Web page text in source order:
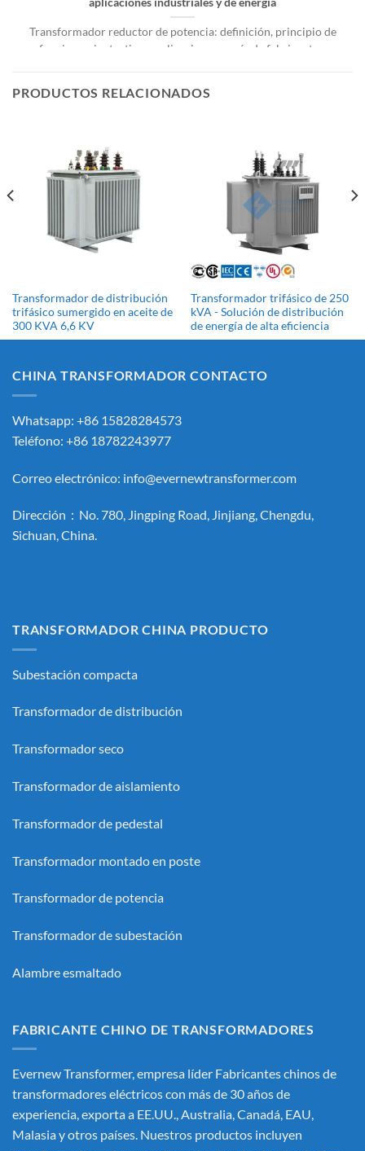
Transformador reductor de potencia: definición, principio de
funcionamiento, tipos, aplicaciones y guía de fabricantes.
PRODUCTOS RELACIONADOS
Transformador de distribución
trifásico sumergido en aceite de
300 KVA 6,6 KV
Transformador trifásico de 250
kVA - Solución de distribución
de energía de alta eficiencia
CHINA TRANSFORMADOR CONTACTO
Whatsapp: +86 15828284573
Teléfono: +86 18782243977
Correo electrónico: info@evernewtransformer.com
Dirección：No. 780, Jingping Road, Jinjiang, Chengdu,
Sichuan, China.
TRANSFORMADOR CHINA PRODUCTO
Subestación compacta
Transformador de distribución
Transformador seco
Transformador de aislamiento
Transformador de pedestal
Transformador montado en poste
Transformador de potencia
Transformador de subestación
Alambre esmaltado
FABRICANTE CHINO DE TRANSFORMADORES
Evernew Transformer, empresa líder Fabricantes chinos de
transformadores eléctricoscon más de 30 años de
experiencia, exporta a EE.UU., Australia, Canadá, EAU,
Malasia y otros países. Nuestros productos incluyen